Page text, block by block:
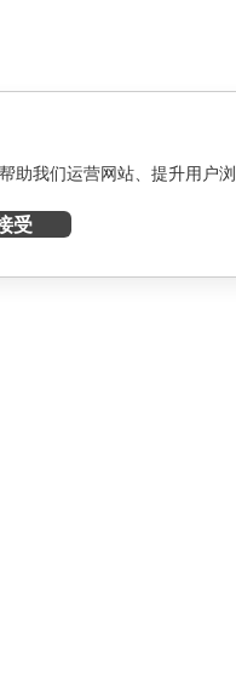
助我们运营网站、提升用户
受